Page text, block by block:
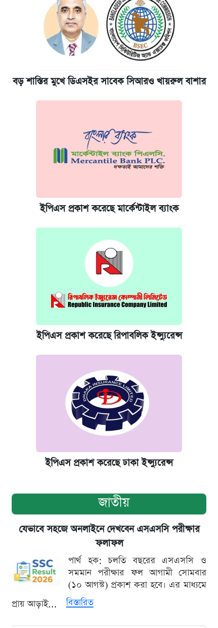
বড় শাস্তির মুখে ডিএসইর সাবেক সিআরও খায়রুল বাশার
ইপিএস প্রকাশ করেছে মার্কেন্টাইল ব্যাংক
ইপিএস প্রকাশ করেছে রিপাবলিক ইন্স্যুরেন্স
ইপিএস প্রকাশ করেছে ঢাকা ইন্স্যুরেন্স
জাতীয়
যেভাবে সহজে অনলাইনে দেখবেন এসএসসি পরীক্ষার
ফলাফল
পার্থ হক: চলতি বছরের এসএসসি ও
সমমান পরীক্ষার ফল আগামী সোমবার
(১০ আগস্ট) প্রকাশ করা হবে। এর মাধ্যমে
প্রায় আড়াই...
বিস্তারিত